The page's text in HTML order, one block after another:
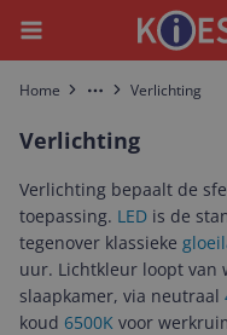
Menu
Home More Verlichting
Verlichting
Verlichting bepaalt de
toepassing. LED is de
tegenover klassieke
uur. Lichtkleur loopt van
slaapkamer, via neutraal
koud 6500K voor